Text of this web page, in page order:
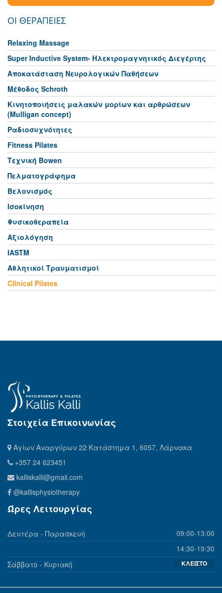
ΟΙ ΘΕΡΑΠΕΙΕΣ
Relaxing Massage
Super Inductive System- Ηλεκτρομαγνητικός Διεγέρτης
Αποκατάσταση Νευρολογικών Παθήσεων
Μέθοδος Schroth
Κινητοποιήσεις μαλακών μορίων και αρθρώσεων
(Mulligan concept)
Ραδιοσυχνότητες
Fitness Pilates
Τεχνική Bowen
Πελματογράφημα
Βελονισμός
Ισοκίνηση
Φυσικοθεραπεία
Αξιολόγηση
IASTM
Αθλητικοί Τραυματισμοί
Clinical Pilates
Στοιχεία Επικοινωνίας
Αγίων Αναργύρων 22 Κατάστημα 1, 6057, Λάρνακα
+357 24 623451
kalliskalli@gmail.com
@kallisphysiotherapy
Ώρες Λειτουργίας
Δευτέρα - Παρασκευή
09:00-13:00
14:30-19:30
Σάββατο - Κυριακή ΚΛΕΙΣΤΟ